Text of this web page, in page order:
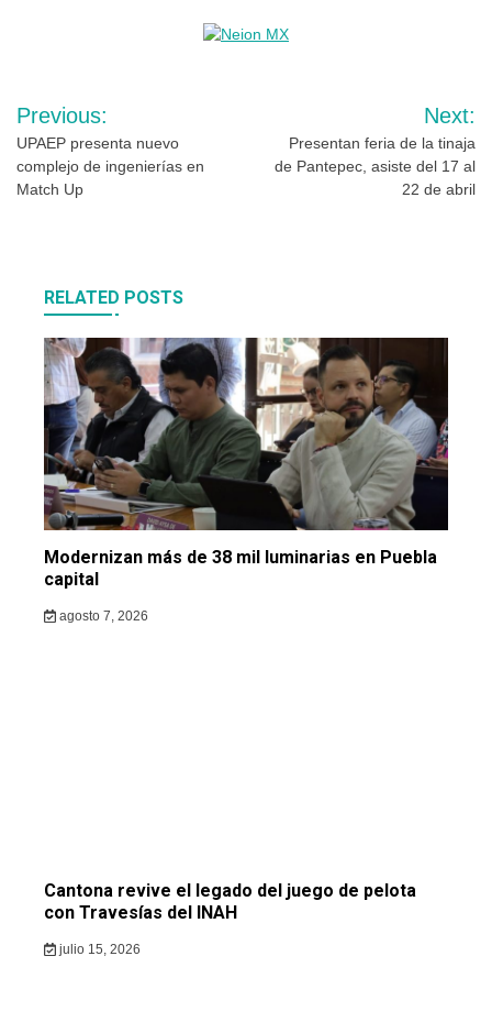
Navegación
de
entradas
Previous:
UPAEP presenta nuevo
complejo de ingenierías en
Match Up
Next:
Presentan feria de la tinaja
de Pantepec, asiste del 17 al
22 de abril
RELATED POSTS
Modernizan más de 38 mil luminarias en Puebla
capital
agosto 7, 2026
Cantona revive el legado del juego de pelota
con Travesías del INAH
julio 15, 2026